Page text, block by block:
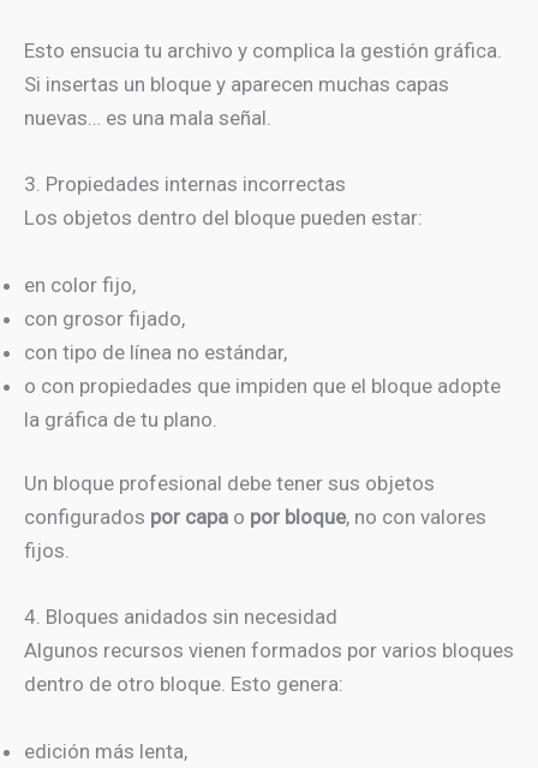
Esto ensucia tu archivo y complica la gestión gráfica.
Si insertas un bloque y aparecen muchas capas
nuevas… es una mala señal.
3. Propiedades internas incorrectas
Los objetos dentro del bloque pueden estar:
en color fijo,
con grosor fijado,
con tipo de línea no estándar,
o con propiedades que impiden que el bloque adopte
la gráfica de tu plano.
Un bloque profesional debe tener sus objetos
configurados por capa o por bloque, no con valores
fijos.
4. Bloques anidados sin necesidad
Algunos recursos vienen formados por varios bloques
dentro de otro bloque. Esto genera:
edición más lenta,